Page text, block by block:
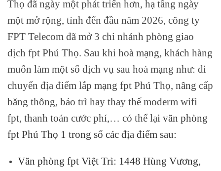
Thọ đã ngày một phát triển hơn, hạ tầng ngày
một mở rộng, tính đến đầu năm 2026, công ty
FPT Telecom đã mở 3 chi nhánh phòng giao
dịch fpt Phú Thọ. Sau khi hoà mạng, khách hàng
muốn làm một số dịch vụ sau hoà mạng như: di
chuyển địa điểm lắp mạng fpt Phú Thọ, nâng cấp
băng thông, bảo trì hay thay thế moderm wifi
fpt, thanh toán cước phí,… có thể lại văn phòng
fpt Phú Thọ 1 trong số các địa điểm sau:
Văn phòng fpt Việt Trì: 1448 Hùng Vương,